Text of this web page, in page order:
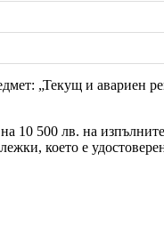
„Текущ и авариен
на 10 500 лв. на
което е